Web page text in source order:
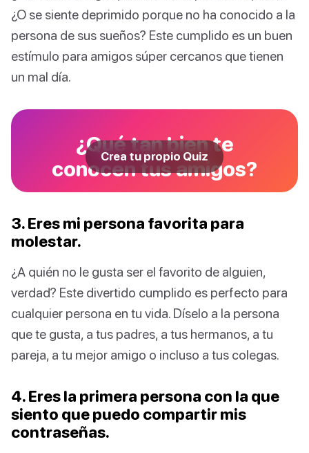
¿O se siente deprimido porque no ha conocido a la
persona de sus sueños? Este cumplido es un buen
estímulo para amigos súper cercanos que tienen
un mal día.
¿Qué tan bien te
conocen tus amigos?
Crea tu propio Quiz
3. Eres mi persona favorita para
molestar.
¿A quién no le gusta ser el favorito de alguien,
verdad? Este divertido cumplido es perfecto para
cualquier persona en tu vida. Díselo a la persona
que te gusta, a tus padres, a tus hermanos, a tu
pareja, a tu mejor amigo o incluso a tus colegas.
4. Eres la primera persona con la que
siento que puedo compartir mis
contraseñas.